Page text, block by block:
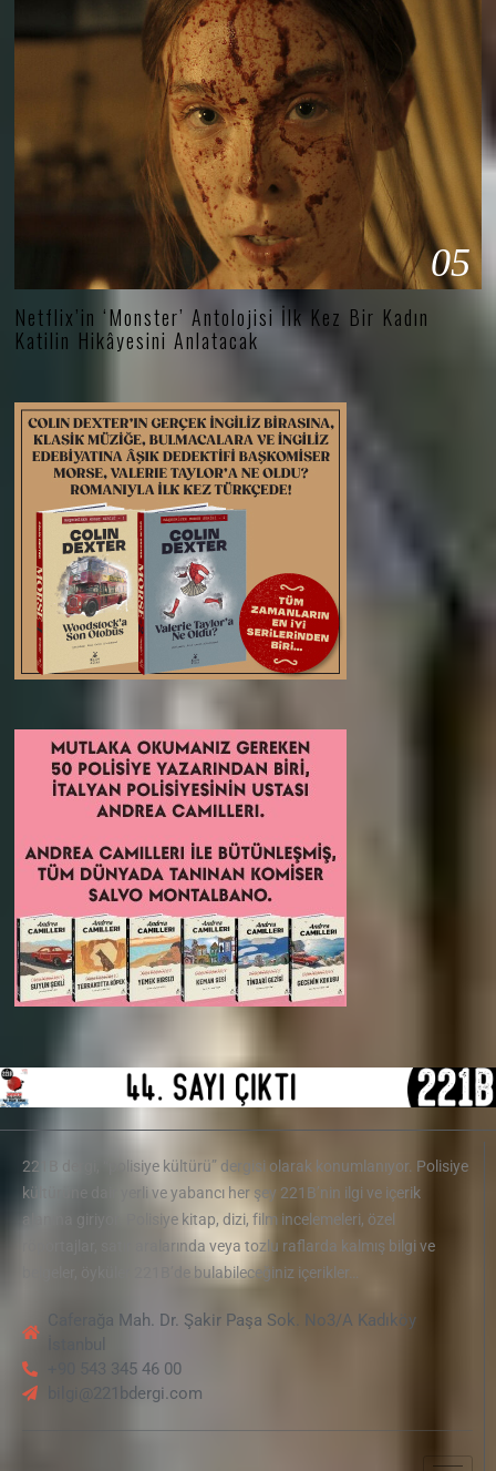
05
Netflix’in ‘Monster’ Antolojisi İlk Kez Bir Kadın
Katilin Hikâyesini Anlatacak
221B dergi, “polisiye kültürü” dergisi olarak konumlanıyor. Polisiye
kültürüne dair yerli ve yabancı her şey 221B’nin ilgi ve içerik
alanına giriyor. Polisiye kitap, dizi, film incelemeleri, özel
röportajlar, satır aralarında veya tozlu raflarda kalmış bilgi ve
belgeler, öyküler 221B’de bulabileceğiniz içerikler…
Caferağa Mah. Dr. Şakir Paşa Sok. No3/A Kadıköy
+90 543 345 46 00
bilgi@221bdergi.com